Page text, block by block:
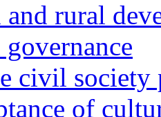
rural
civil society
of